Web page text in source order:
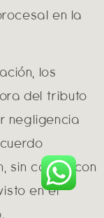
en la
los
del tributo
negligencia
sin contar con
en el